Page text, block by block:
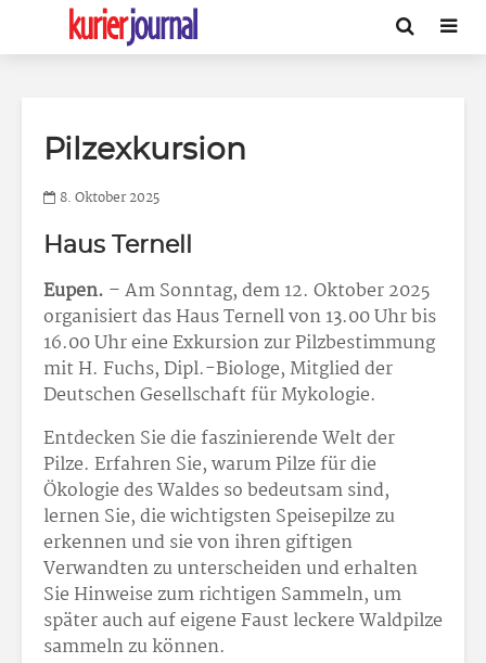
Pilzexkursion
8. Oktober 2025
Haus Ternell
Eupen. – Am Sonntag, dem 12. Oktober 2025
organisiert das Haus Ternell von 13.00 Uhr bis
16.00 Uhr eine Exkursion zur Pilzbestimmung
mit H. Fuchs, Dipl.-Biologe, Mitglied der
Deutschen Gesellschaft für Mykologie.
Entdecken Sie die faszinierende Welt der
Pilze. Erfahren Sie, warum Pilze für die
Ökologie des Waldes so bedeutsam sind,
lernen Sie, die wichtigsten Speisepilze zu
erkennen und sie von ihren giftigen
Verwandten zu unterscheiden und erhalten
Sie Hinweise zum richtigen Sammeln, um
später auch auf eigene Faust leckere Waldpilze
sammeln zu können.